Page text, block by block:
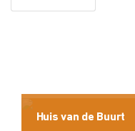
Huis van de Buurt